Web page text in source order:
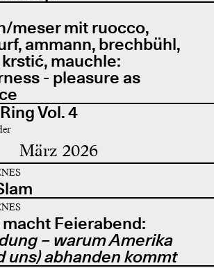
meser mit ruocco,
ammann, brechbühl,
mauchle:
- pleasure as
Vol. 4
März 2026
macht Feierabend:
– warum Amerika
uns) abhanden kommt